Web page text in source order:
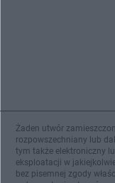
Żaden utwór
rozpowszechniany lub
tym także elektroniczny
eksploatacji w
bez pisemnej zgody